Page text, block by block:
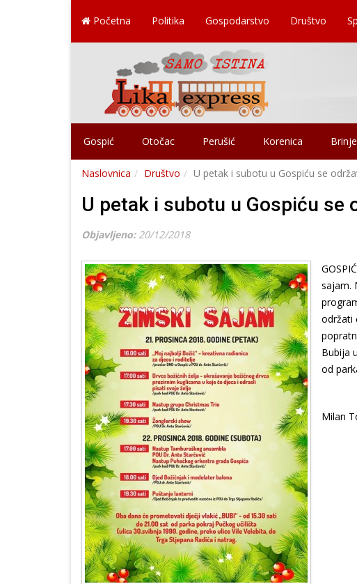
Početna Politika Gospodarstvo Društvo
Gospić Otočac Perušić Korenica Brinje
Naslovnica Društvo U petak i subotu u Gospiću se
U petak i subotu u Gospiću se
Objavljeno: 20/12/2018
sajam.
održati
Bubija
od
Milan